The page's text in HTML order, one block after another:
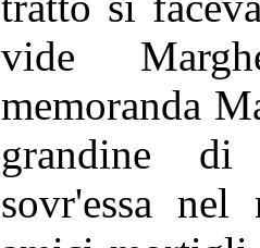
vide
memoranda
grandine di
sovr'essa